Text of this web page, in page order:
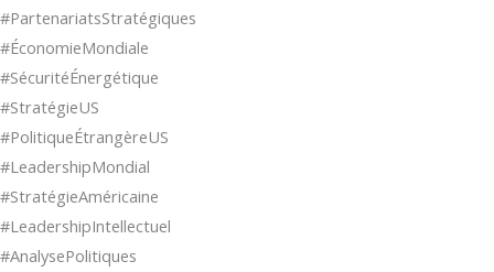
#PartenariatsStratégiques
#ÉconomieMondiale
#SécuritéÉnergétique
#StratégieUS
#PolitiqueÉtrangèreUS
#LeadershipMondial
#StratégieAméricaine
#LeadershipIntellectuel
#AnalysePolitiques